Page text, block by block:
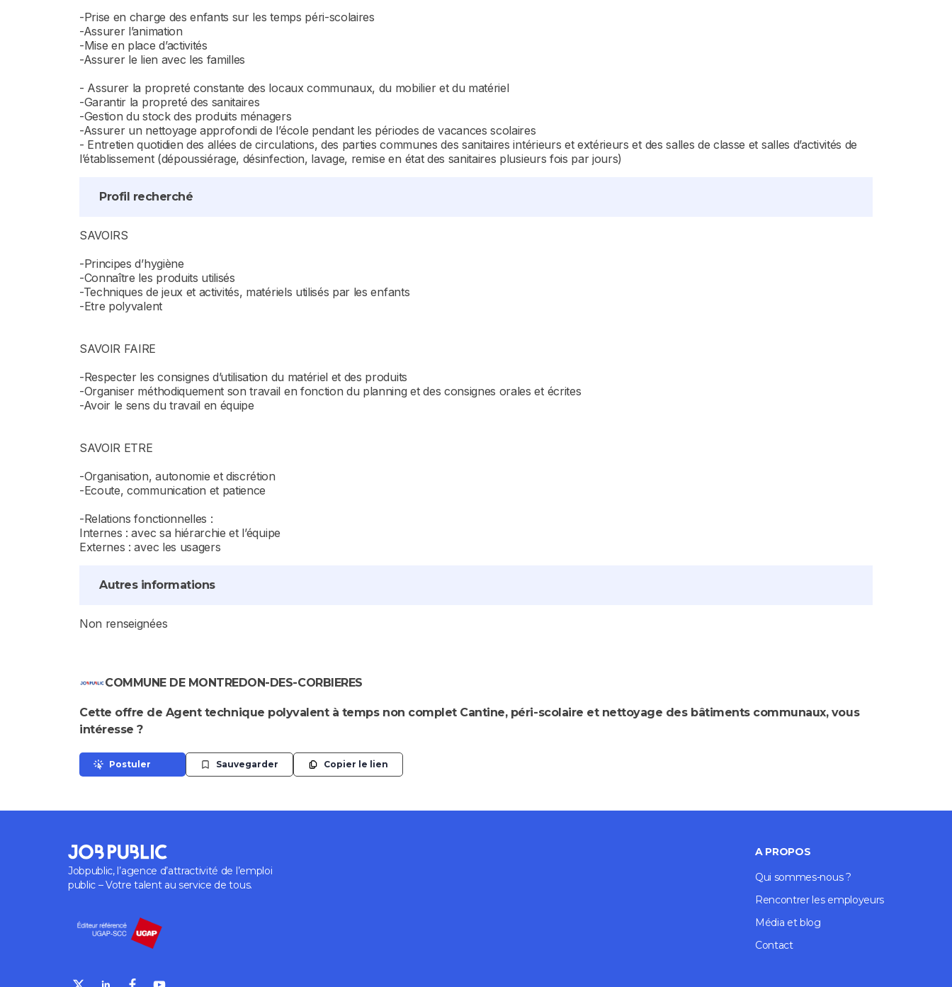
-Prise en charge des enfants sur les temps péri-scolaires
-Assurer l’animation
-Mise en place d’activités
-Assurer le lien avec les familles
- Assurer la propreté constante des locaux communaux, du mobilier et du matériel
-Garantir la propreté des sanitaires
-Gestion du stock des produits ménagers
-Assurer un nettoyage approfondi de l’école pendant les périodes de vacances scolaires
- Entretien quotidien des allées de circulations, des parties communes des sanitaires intérieurs et extérieurs et des salles de classe et salles d’activités de
l’établissement (dépoussiérage, désinfection, lavage, remise en état des sanitaires plusieurs fois par jours)
Profil recherché
SAVOIRS
-Principes d’hygiène
-Connaître les produits utilisés
-Techniques de jeux et activités, matériels utilisés par les enfants
-Etre polyvalent
SAVOIR FAIRE
-Respecter les consignes d’utilisation du matériel et des produits
-Organiser méthodiquement son travail en fonction du planning et des consignes orales et écrites
-Avoir le sens du travail en équipe
SAVOIR ETRE
-Organisation, autonomie et discrétion
-Ecoute, communication et patience
-Relations fonctionnelles :
Internes : avec sa hiérarchie et l’équipe
Externes : avec les usagers
Autres informations
Non renseignées
COMMUNE DE MONTREDON-DES-CORBIERES
Cette offre de Agent technique polyvalent à temps non complet Cantine, péri-scolaire et nettoyage des bâtiments communaux, vous
intéresse ?
Postuler Sauvegarder Copier le lien
Jobpublic, l’agence d’attractivité de l’emploi
public – Votre talent au service de tous.
A PROPOS
Qui sommes-nous ?
Rencontrer les employeurs
Média et blog
Contact